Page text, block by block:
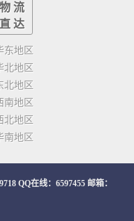
物流
直达
东地区
北地区
北地区
南地区
北地区
南地区
QQ在线：6597455 邮箱：